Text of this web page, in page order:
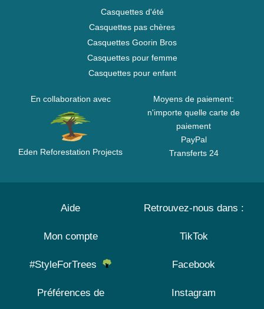
Casquettes d'été
Casquettes pas chères
Casquettes Goorin Bros
Casquettes pour femme
Casquettes pour enfant
En collaboration avec
Eden Reforestation Projects
Moyens de paiement:
n'importe quelle carte de
paiement
PayPal
Transferts 24
Aide
Mon compte
#StyleForTrees
Préférences de
Retrouvez-nous dans :
TikTok
Facebook
Instagram